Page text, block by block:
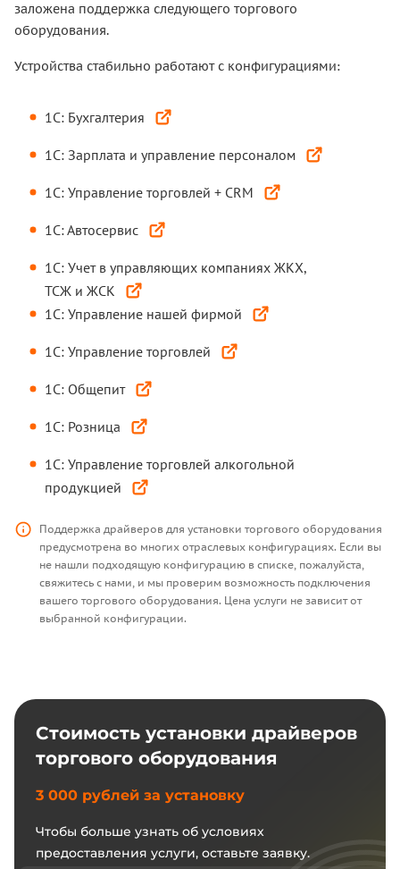
заложена поддержка следующего торгового
оборудования.
Устройства стабильно работают с конфигурациями:
1С: Бухгалтерия
1С: Зарплата и управление персоналом
1С: Управление торговлей + CRM
1С: Автосервис
1С: Учет в управляющих компаниях ЖКХ,
ТСЖ и ЖСК
1С: Управление нашей фирмой
1С: Управление торговлей
1С: Общепит
1С: Розница
1С: Управление торговлей алкогольной
продукцией
Поддержка драйверов для установки торгового оборудования
предусмотрена во многих отраслевых конфигурациях. Если вы
не нашли подходящую конфигурацию в списке, пожалуйста,
свяжитесь с нами, и мы проверим возможность подключения
вашего торгового оборудования. Цена услуги не зависит от
выбранной конфигурации.
Стоимость установки драйверов
торгового оборудования
3 000 рублей за установку
Чтобы больше узнать об условиях
предоставления услуги, оставьте заявку.